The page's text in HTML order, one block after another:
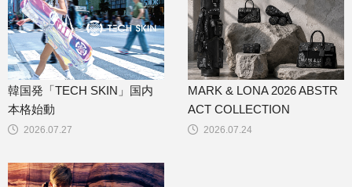
2026.07.27
韓国発「TECH SKIN」国内
本格始動
2026.07.24
MARK & LONA 2026 ABSTR
ACT COLLECTION